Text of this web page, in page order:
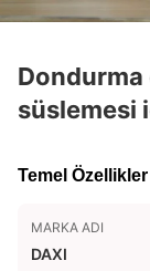
süslemesi
Temel Özellikler
MARKA ADI
DAXI